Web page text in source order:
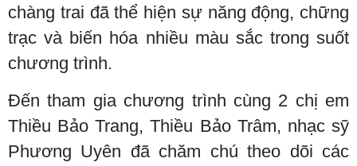
chàng trai đã thể hiện sự năng động, chững
trạc và biến hóa nhiều màu sắc trong suốt
chương trình.
Đến tham gia chương trình cùng 2 chị em
Thiều Bảo Trang, Thiều Bảo Trâm, nhạc sỹ
Phương Uyên đã chăm chú theo dõi các